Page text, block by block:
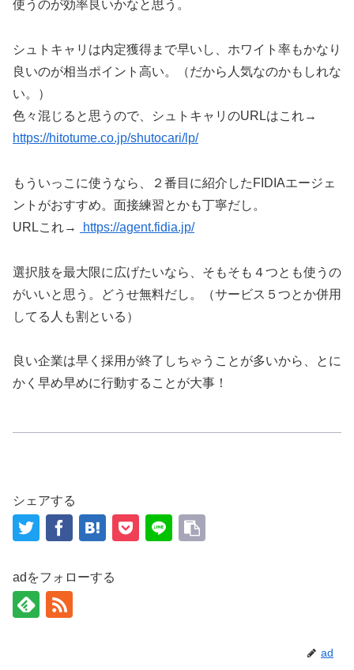
使うのが効率良いかなと思う。
シュトキャリは内定獲得まで早いし、ホワイト率もかなり
良いのが相当ポイント高い。（だから人気なのかもしれな
い。）
色々混じると思うので、シュトキャリのURLはこれ→
https://hitotume.co.jp/shutocari/lp/
もういっこに使うなら、２番目に紹介したFIDIAエージェ
ントがおすすめ。面接練習とかも丁寧だし。
URLこれ→
https://agent.fidia.jp/
選択肢を最大限に広げたいなら、そもそも４つとも使うの
がいいと思う。どうせ無料だし。（サービス５つとか併用
してる人も割といる）
良い企業は早く採用が終了しちゃうことが多いから、とに
かく早め早めに行動することが大事！
シェアする
adをフォローする
ad